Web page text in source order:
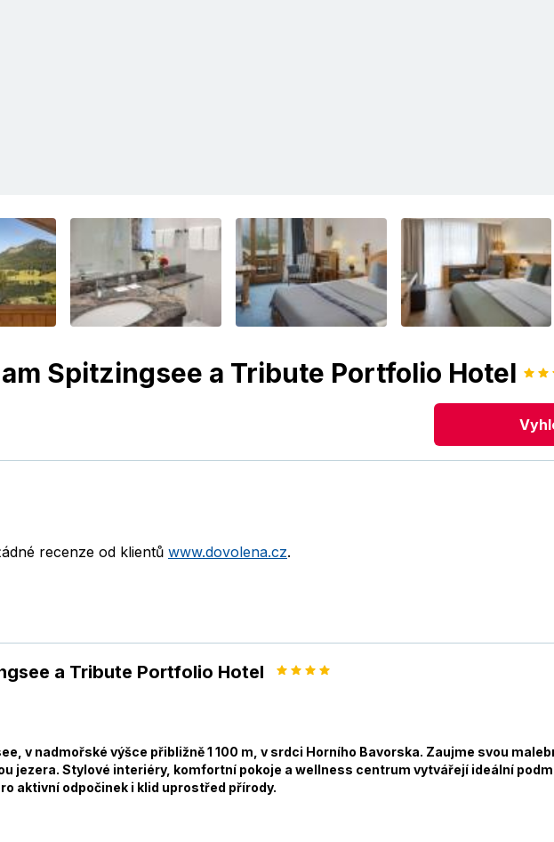
Spitzingsee a Tribute Portfolio Hotel
recenze od klientů www.dovolena.cz.
a Tribute Portfolio Hotel
v nadmořské výšce přibližně 1 100 m, v srdci Horního Bavorska. Zaujme svou
jezera. Stylové interiéry, komfortní pokoje a wellness centrum vytvářejí ideální
aktivní odpočinek i klid uprostřed přírody.